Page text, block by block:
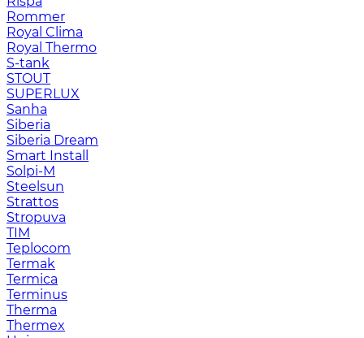
Rommer
Royal Clima
Royal Thermo
S-tank
STOUT
SUPERLUX
Sanha
Siberia
Siberia Dream
Smart Install
Solpi-M
Steelsun
Strattos
Stropuva
TIM
Teplocom
Termak
Termica
Terminus
Therma
Thermex